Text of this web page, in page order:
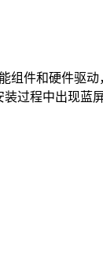
组件和硬件驱动
装过程中出现蓝